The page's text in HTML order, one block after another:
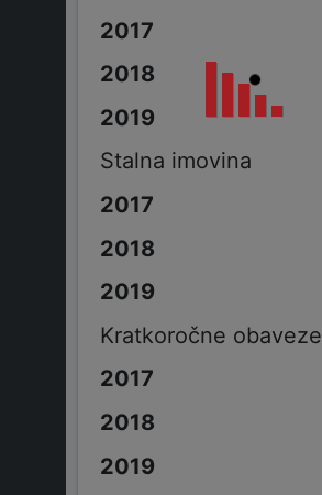
Stalna imovina
Kratkoročne obaveze